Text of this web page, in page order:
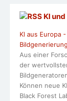
KI
KI aus Europa
Bildgenerierung
Aus einer
der
Können neue
Black Forest